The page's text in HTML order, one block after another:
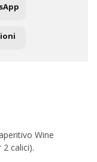
Wine
calici).